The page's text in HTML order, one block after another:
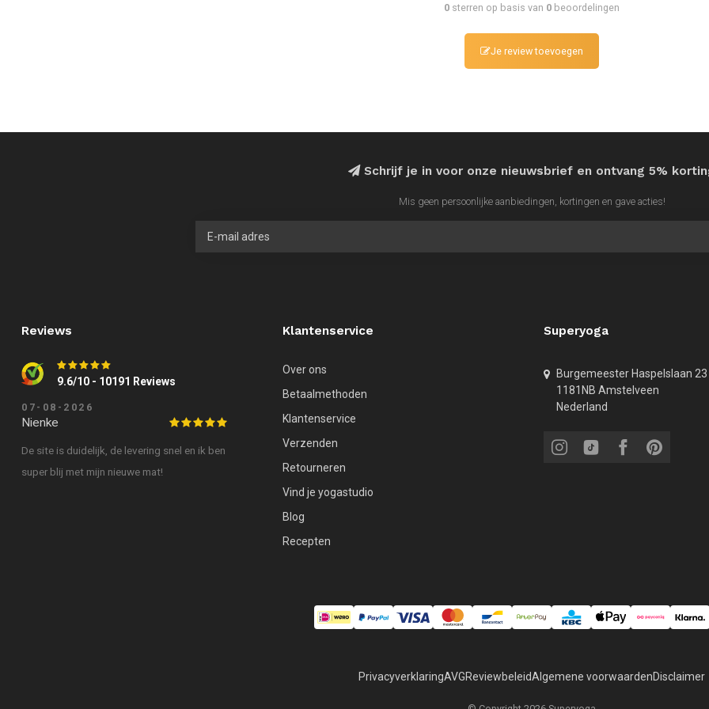
0 sterren op basis van 0 beoordelingen
Je review toevoegen
Schrijf je in voor onze nieuwsbrief en ontvang 5%
Mis geen persoonlijke aanbiedingen, kortingen en gave acties!
Reviews
9.6/10 - 10191 Reviews
07-08-2026
Nienke
De site is duidelijk, de levering snel en ik ben
super blij met mijn nieuwe mat!
Klantenservice
Over ons
Betaalmethoden
Klantenservice
Verzenden
Retourneren
Vind je yogastudio
Blog
Recepten
Superyoga
Burgemeester Haspelslaan 23
1181NB Amstelveen
Nederland
PrivacyverklaringAVGReviewbeleidAlgemene voorwaardenDisclaimer